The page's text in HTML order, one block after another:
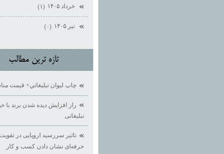
خرداد ۱۴۰۵ (۱)
تیر ۱۴۰۵ (۰)
تازه ترين مطالب
چاپ ليوان تبليغاتي+ قيمت
راز افزایش دیده ‌شدن برند با
تبلیغاتی
تاثیر سررسید اروپایی در
حرفه‌ای نشان دادن کسب ‌و کار